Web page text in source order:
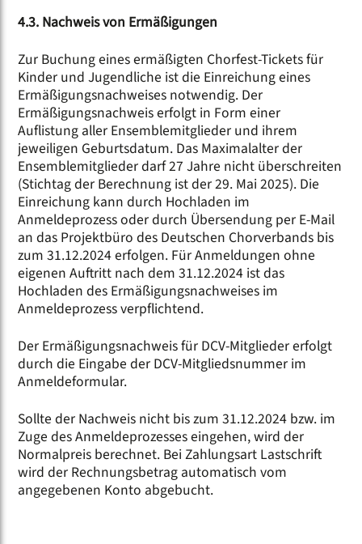
4.3. Nachweis von Ermäßigungen
Zur Buchung eines ermäßigten Chorfest-Tickets für
Kinder und Jugendliche ist die Einreichung eines
Ermäßigungsnachweises notwendig. Der
Ermäßigungsnachweis erfolgt in Form einer
Auflistung aller Ensemblemitglieder und ihrem
jeweiligen Geburtsdatum. Das Maximalalter der
Ensemblemitglieder darf 27 Jahre nicht überschreiten
(Stichtag der Berechnung ist der 29. Mai 2025). Die
Einreichung kann durch Hochladen im
Anmeldeprozess oder durch Übersendung per E-Mail
an das Projektbüro des Deutschen Chorverbands bis
zum 31.12.2024 erfolgen. Für Anmeldungen ohne
eigenen Auftritt nach dem 31.12.2024 ist das
Hochladen des Ermäßigungsnachweises im
Anmeldeprozess verpflichtend.
Der Ermäßigungsnachweis für DCV-Mitglieder erfolgt
durch die Eingabe der DCV-Mitgliedsnummer im
Anmeldeformular.
Sollte der Nachweis nicht bis zum 31.12.2024 bzw. im
Zuge des Anmeldeprozesses eingehen, wird der
Normalpreis berechnet. Bei Zahlungsart Lastschrift
wird der Rechnungsbetrag automatisch vom
angegebenen Konto abgebucht.